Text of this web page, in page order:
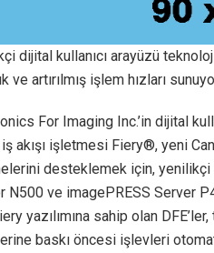
dijital kullanıcı arayüzü
ve artırılmış işlem hızları
For Imaging Inc.’in dijital
iş akışı işletmesi Fiery®, yeni
desteklemek için,
N500 ve imagePRESS Server
yazılımına sahip olan
baskı öncesi işlevleri